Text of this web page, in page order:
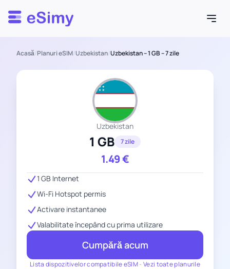
Esimy
Acasă/Planuri eSIM/Uzbekistan/Uzbekistan – 1 GB – 7 zile
Uzbekistan
1 GB 7 zile
1.49€
Lista dispozitivelor compatibile eSIM- Vezi toate planurile
1 GB Internet
Wi-Fi Hotspot permis
Activare instantanee
Valabilitate începând cu prima utilizare
Cumpără acum